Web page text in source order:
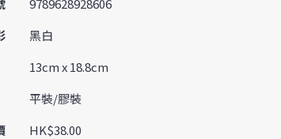
9789628928606
黑白
13cm x 18.8cm
平裝/膠裝
HK$38.00